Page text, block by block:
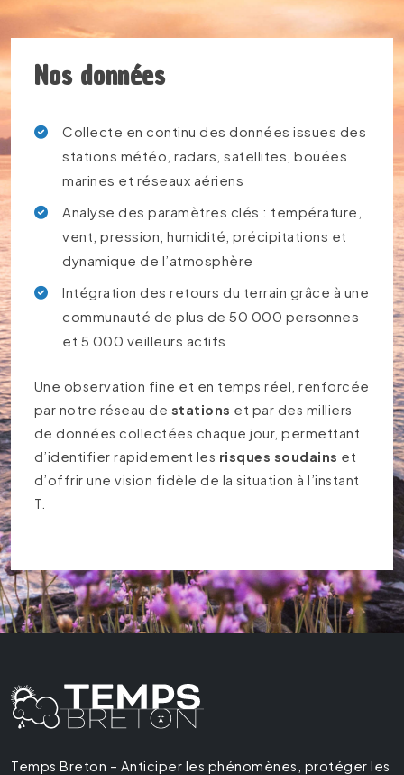
Nos données
Collecte en continu des données issues des
stations météo, radars, satellites, bouées
marines et réseaux aériens
Analyse des paramètres clés : température,
vent, pression, humidité, précipitations et
dynamique de l’atmosphère
Intégration des retours du terrain grâce à une
communauté de plus de 50 000 personnes
et 5 000 veilleurs actifs
Une observation fine et en temps réel, renforcée
par notre réseau de stations et par des milliers
de données collectées chaque jour, permettant
d’identifier rapidement les risques soudains et
d’offrir une vision fidèle de la situation à l’instant
T.
Temps Breton – Anticiper les phénomènes, protéger les